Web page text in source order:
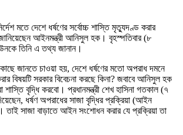
মতে দেশে ধর্ষণের সর্বোচ্চ শাস্তি মৃত্যুদণ্ড করার
আইনমন্ত্রী আনিসুল হক। বৃহস্পতিবার (৮
তিনি এ তথ্য জানান।
জানতে চাওয়া হয়, দেশে ধর্ষণের মতো অপরাধ দমনে
বিষয়টি সরকার বিবেচনা করছে কিনা? জবাবে আনিসুল হক
শাস্তি বৃদ্ধি করবো। প্রধানমন্ত্রী শেখ হাসিনা গতকাল (৭
ধর্ষণ অপরাধের সাজা বৃদ্ধির প্রক্রিয়া (আইন
সাজা বাড়াতে আইন সংশোধন করার যে প্রক্রিয়া তা